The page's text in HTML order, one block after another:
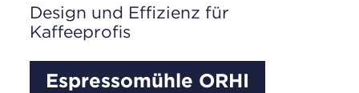
Design und Effizienz für
Kaffeeprofis
Espressomühle ORHI